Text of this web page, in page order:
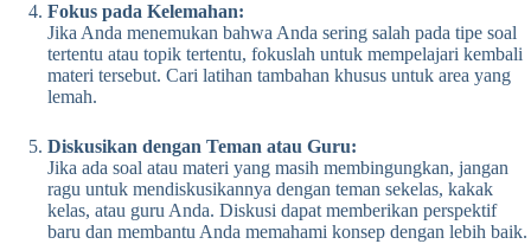
Fokus pada Kelemahan:
Jika Anda menemukan bahwa Anda sering salah pada tipe soal
tertentu atau topik tertentu, fokuslah untuk mempelajari kembali
materi tersebut. Cari latihan tambahan khusus untuk area yang
lemah.
Diskusikan dengan Teman atau Guru:
Jika ada soal atau materi yang masih membingungkan, jangan
ragu untuk mendiskusikannya dengan teman sekelas, kakak
kelas, atau guru Anda. Diskusi dapat memberikan perspektif
baru dan membantu Anda memahami konsep dengan lebih baik.